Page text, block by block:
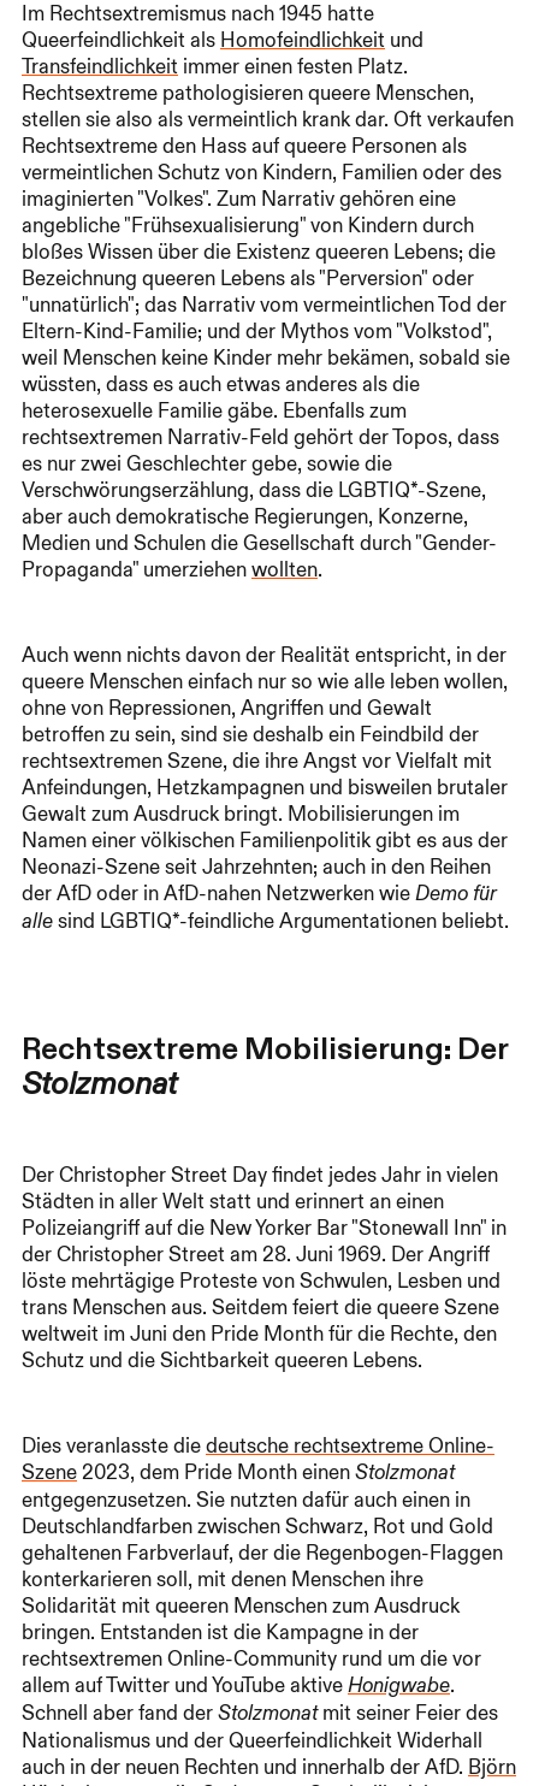
Im Rechtsextremismus nach 1945 hatte
Queerfeindlichkeit als Homofeindlichkeit und
Transfeindlichkeit immer einen festen Platz.
Rechtsextreme pathologisieren queere Menschen,
stellen sie also als vermeintlich krank dar. Oft verkaufen
Rechtsextreme den Hass auf queere Personen als
vermeintlichen Schutz von Kindern, Familien oder des
imaginierten "Volkes". Zum Narrativ gehören eine
angebliche "Frühsexualisierung" von Kindern durch
bloßes Wissen über die Existenz queeren Lebens; die
Bezeichnung queeren Lebens als "Perversion" oder
"unnatürlich"; das Narrativ vom vermeintlichen Tod der
Eltern-Kind-Familie; und der Mythos vom "Volkstod",
weil Menschen keine Kinder mehr bekämen, sobald sie
wüssten, dass es auch etwas anderes als die
heterosexuelle Familie gäbe. Ebenfalls zum
rechtsextremen Narrativ-Feld gehört der Topos, dass
es nur zwei Geschlechter gebe, sowie die
Verschwörungserzählung, dass die LGBTIQ*-Szene,
aber auch demokratische Regierungen, Konzerne,
Medien und Schulen die Gesellschaft durch "Gender-
Propaganda" umerziehenwollten.
Auch wenn nichts davon der Realität entspricht, in der
queere Menschen einfach nur so wie alle leben wollen,
ohne von Repressionen, Angriffen und Gewalt
betroffen zu sein, sind sie deshalb ein Feindbild der
rechtsextremen Szene, die ihre Angst vor Vielfalt mit
Anfeindungen, Hetzkampagnen und bisweilen brutaler
Gewalt zum Ausdruck bringt. Mobilisierungen im
Namen einer völkischen Familienpolitik gibt es aus der
Neonazi-Szene seit Jahrzehnten; auch in den Reihen
der AfD oder in AfD-nahen Netzwerken wie Demo für
alle sind LGBTIQ*-feindliche Argumentationen beliebt.
Rechtsextreme Mobilisierung: Der
Stolzmonat
Der Christopher Street Day findet jedes Jahr in vielen
Städten in aller Welt statt und erinnert an einen
Polizeiangriff auf die New Yorker Bar "Stonewall Inn" in
der Christopher Street am 28. Juni 1969. Der Angriff
löste mehrtägige Proteste von Schwulen, Lesben und
trans Menschen aus. Seitdem feiert die queere Szene
weltweit im Juni den Pride Month für die Rechte, den
Schutz und die Sichtbarkeit queeren Lebens.
Dies veranlasste diedeutsche rechtsextreme Online-
Szene2023, dem Pride Month einen Stolzmonat
entgegenzusetzen. Sie nutzten dafür auch einen in
Deutschlandfarben zwischen Schwarz, Rot und Gold
gehaltenen Farbverlauf, der die Regenbogen-Flaggen
konterkarieren soll, mit denen Menschen ihre
Solidarität mit queeren Menschen zum Ausdruck
bringen. Entstanden ist die Kampagne in der
rechtsextremen Online-Community rund um die vor
allem auf Twitter und YouTube aktive Honigwabe.
Schnell aber fand der Stolzmonatmit seiner Feier des
Nationalismus und der Queerfeindlichkeit Widerhall
auch in der neuen Rechten und innerhalb der AfD. Björn